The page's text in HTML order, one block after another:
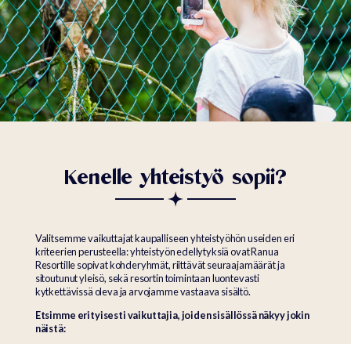
Kenelle yhteistyö sopii?
Valitsemme vaikuttajat kaupalliseen yhteistyöhön useiden eri
kriteerien perusteella: yhteistyön edellytyksiä ovat Ranua
Resortille sopivat kohderyhmät, riittävät seuraajamäärät ja
sitoutunut yleisö, sekä resortin toimintaan luontevasti
kytkettävissä oleva ja arvojamme vastaava sisältö.
Etsimme erityisesti vaikuttajia, joiden sisällössä näkyy jokin
näistä: